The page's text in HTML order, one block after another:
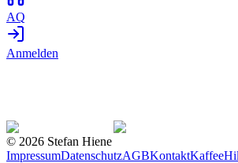
AQ
Anmelden
© 2026 Stefan Hiene
ImpressumDatenschutzAGBKontaktKaffee